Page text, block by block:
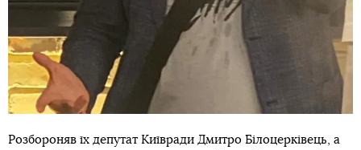
Розбороняв їх депутат Київради Дмитро Білоцерківець, а